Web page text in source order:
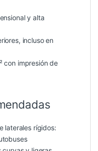
y alta
incluso en
con impresión de
laterales rígidos: